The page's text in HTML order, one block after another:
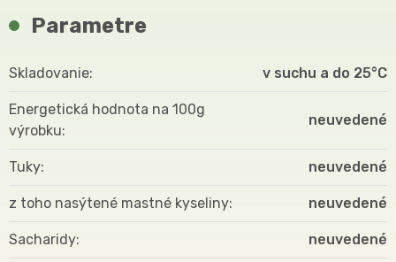
Parametre
Skladovanie v suchu a do 25°C
Energetická hodnota na 100g
výrobku
neuvedené
Tuky neuvedené
z toho nasýtené mastné kyseliny neuvedené
Sacharidy neuvedené